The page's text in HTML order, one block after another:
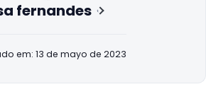
fernandes
em: 13 de mayo de 2023